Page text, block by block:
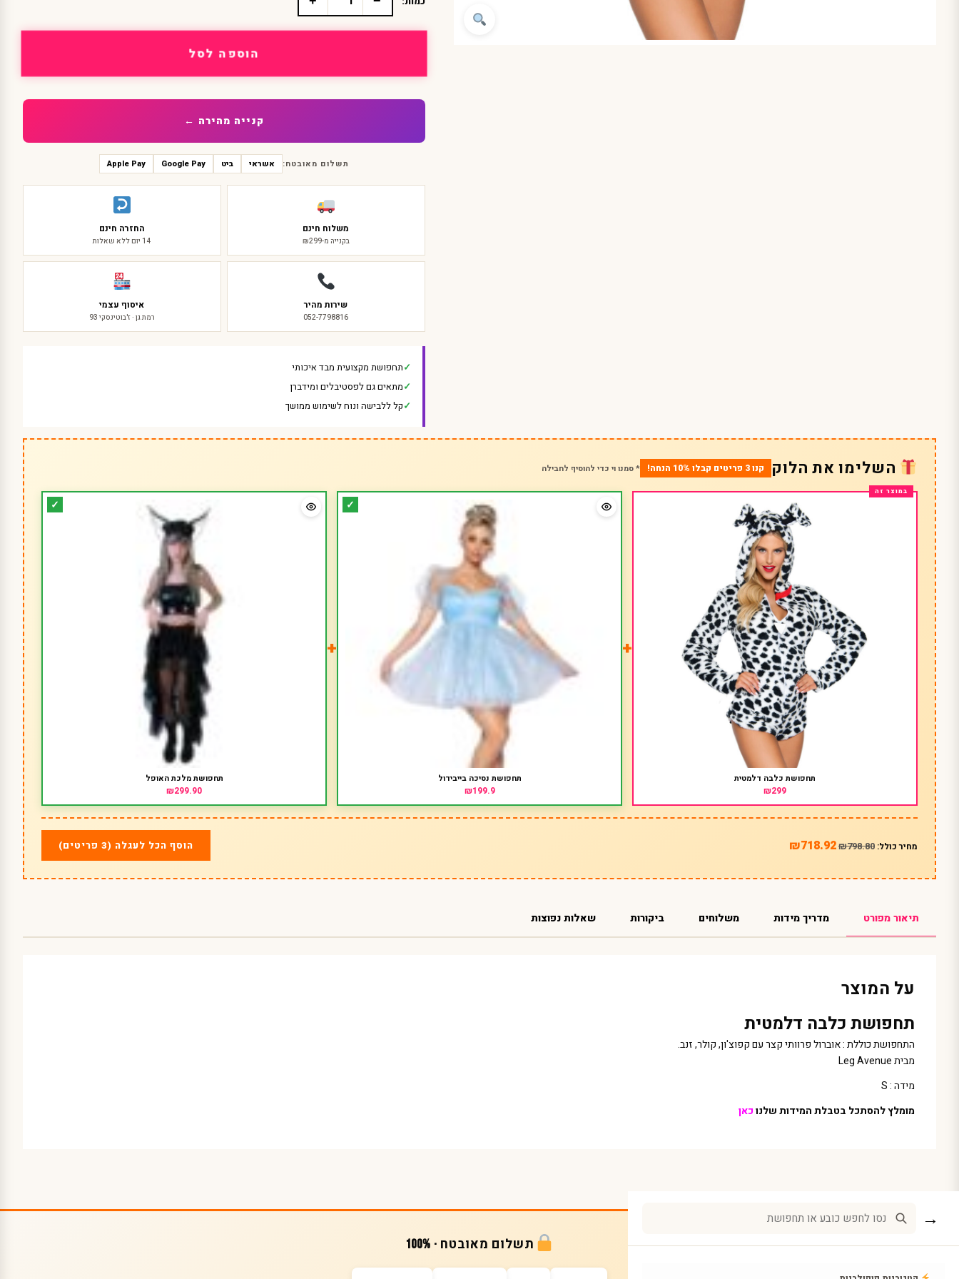
כמות
תחפושת
הוספה לסל
קנייה מהירה ←
תשלום מאובטח: אשראי ביט Google Pay
Apple Pay
משלוח חינם
בקנייה מ-₪299
החזרה חינם
14 יום ללא שאלות
שירות מהיר
052-7798816
איסוף עצמי
רמת גן · ז'בוטינסקי 93
תחפושת מקצועית מבד איכותי
מתאים גם לפסטיבלים ומידברן
קל ללבישה ונוח לשימוש ממושך
השלימו את הלוק קנו 3 פריטים קבלו 10% הנחה! * סמנו וי כדי להוסיף לחבילה
תחפושת כלבה דלמטית
₪299
+
תחפושת נסיכה בייבידול
₪199.9
+
תחפושת מלכת האופל
₪299.90
מחיר כולל: ₪798.80
₪718.92 הוסף הכל לעגלה (3 פריטים)
תיאור מפורט מדריך מידות משלוחים ביקורות שאלות נפוצות
על המוצר
תחפושת כלבה דלמטית
התחפושת כוללת : אוברול פרוותי קצר עם קפוצ'ון, קולר, זנב.
מבית Leg Avenue
מידה : S
מומלץ להסתכל בטבלת המידות שלנוכאן
תשלום מאובטח · 100%
→